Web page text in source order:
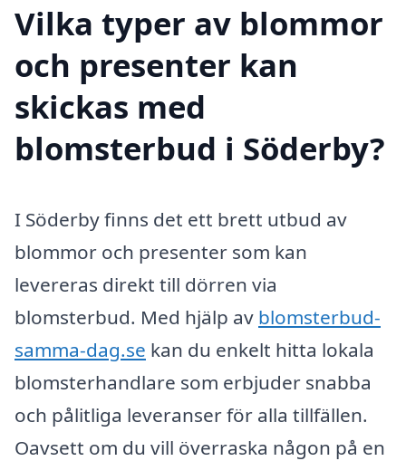
Vilka typer av blommor
och presenter kan
skickas med
blomsterbud i Söderby?
I Söderby finns det ett brett utbud av
blommor och presenter som kan
levereras direkt till dörren via
blomsterbud. Med hjälp av blomsterbud-
samma-dag.se kan du enkelt hitta lokala
blomsterhandlare som erbjuder snabba
och pålitliga leveranser för alla tillfällen.
Oavsett om du vill överraska någon på en